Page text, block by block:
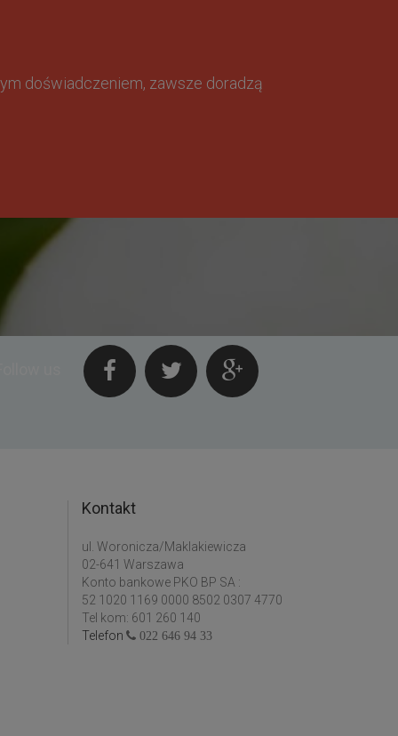
doświadczeniem, zawsze doradzą
Kontakt
ul. Woronicza/Maklakiewicza
02-641 Warszawa
Konto bankowe PKO BP SA :
52 1020 1169 0000 8502 0307 4770
Tel kom: 601 260 140
Telefon
022 646 94 33